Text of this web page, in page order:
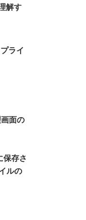
解す
ライ
面の
保存さ
ルの